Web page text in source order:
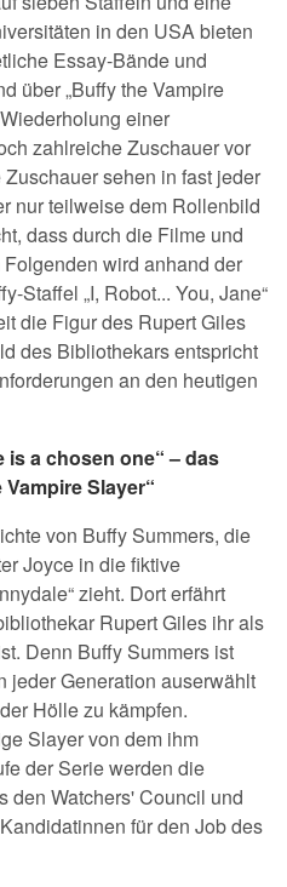
in den USA bieten
Essay-Bände und
über „Buffy the Vampire
einer
zahlreiche Zuschauer vor
Zuschauer sehen in fast jeder
nur teilweise dem Rollenbild
dass durch die Filme und
wird anhand der
Staffel „I, Robot... You, Jane“
die Figur des Rupert Giles
des Bibliothekars entspricht
an den heutigen
is a chosen one“ – das
Slayer“
von Buffy Summers, die
Joyce in die fiktive
zieht. Dort erfährt
Rupert Giles ihr als
Denn Buffy Summers ist
jeder Generation auserwählt
Hölle zu kämpfen.
Slayer von dem ihm
der Serie werden die
den Watchers' Council und
für den Job des